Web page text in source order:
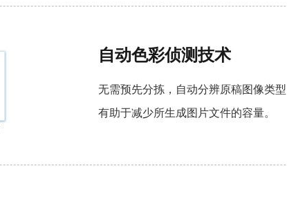
自动色彩侦测技术
无需预先分拣，自动分辨原稿图像类
有助于减少所生成图片文件的容量。